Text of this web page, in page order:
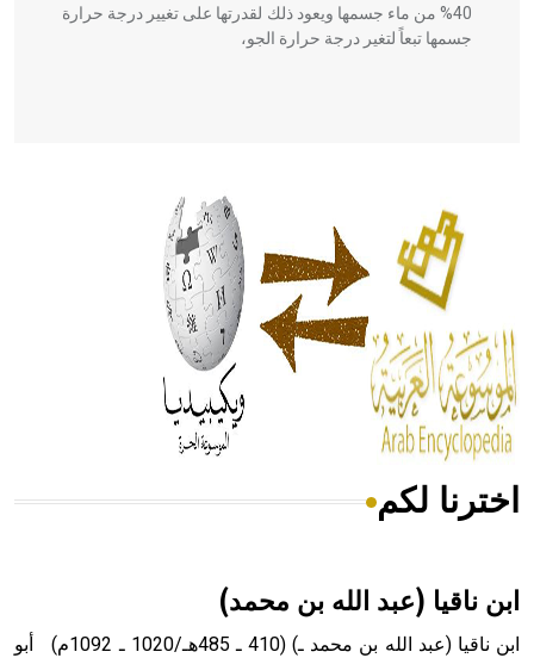
40% من ماء جسمها ويعود ذلك لقدرتها على تغيير درجة حرارة
جسمها تبعاً لتغير درجة حرارة الجو،
الحكم، الأدلة، تنظيم التغذية، ورسالته في جروح الرأس. ويعود
له الفضل بأنه حرر الطب من الدين والفلسفة.
- هل تعلم أن المرجان إفراز حيواني يتكون في البحر ويتركب
من مادة كربونات الكلسيوم، وهو أحمر أو شديد الحمرة وهو
أجود أنواعه، ويمتاز بكبر الحجم ويسمى الش
هل تعلم أن الأبسيد كلمة فرنسية اللفظ تم اعتمادها مصطلحاً
اخترنا لكم
ابن ناقيا (عبد الله بن محمد)
ابن ناقيا (عبد الله بن محمد ـ) (410 ـ 485هـ/1020 ـ 1092م) أبو